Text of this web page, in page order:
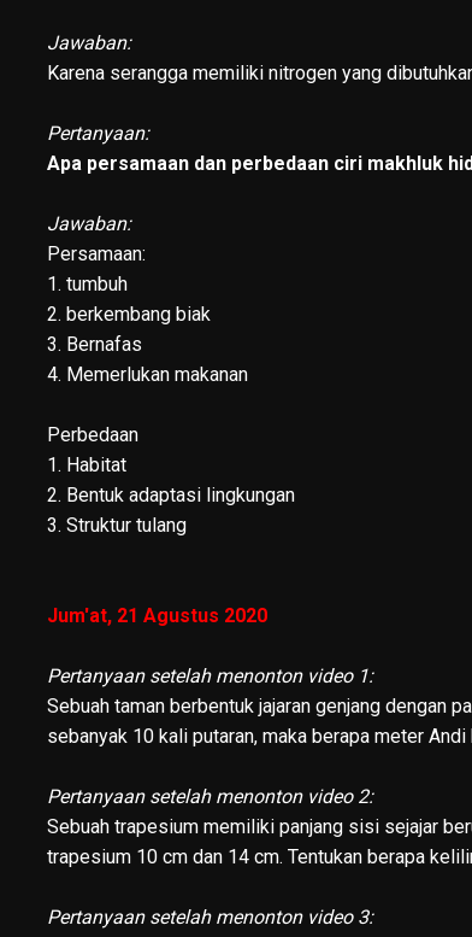
Jawaban:
Karena serangga memiliki nitrogen yang
Pertanyaan:
Apa persamaan dan perbedaan ciri makhluk
Jawaban:
Persamaan:
1. tumbuh
2. berkembang biak
3. Bernafas
4. Memerlukan makanan
Perbedaan
1. Habitat
2. Bentuk adaptasi lingkungan
3. Struktur tulang
Jum'at, 21 Agustus 2020
Pertanyaan setelah menonton video 1:
Sebuah taman berbentuk jajaran genjang dengan
sebanyak 10 kali putaran, maka berapa meter Andi
Pertanyaan setelah menonton video 2:
Sebuah trapesium memiliki panjang sisi sejajar
trapesium 10 cm dan 14 cm. Tentukan berapa
Pertanyaan setelah menonton video 3: